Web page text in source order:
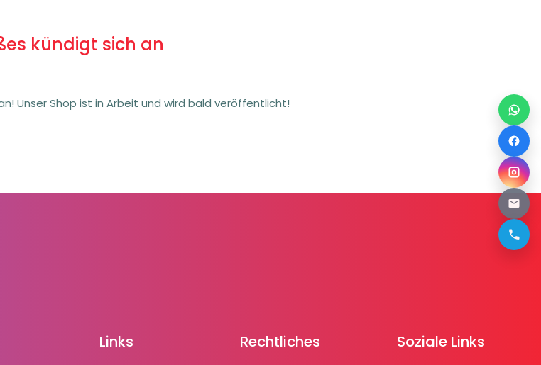
kündigt sich an
Unser Shop ist in Arbeit und wird bald veröffentlicht!
Links Rechtliches Soziale Links